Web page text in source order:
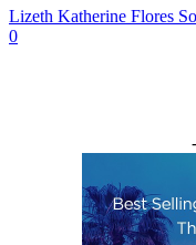
Lizeth Katherine Flores
0